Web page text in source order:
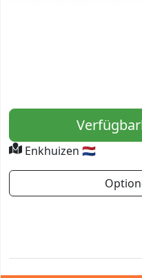
Enkhuizen 🇳🇱